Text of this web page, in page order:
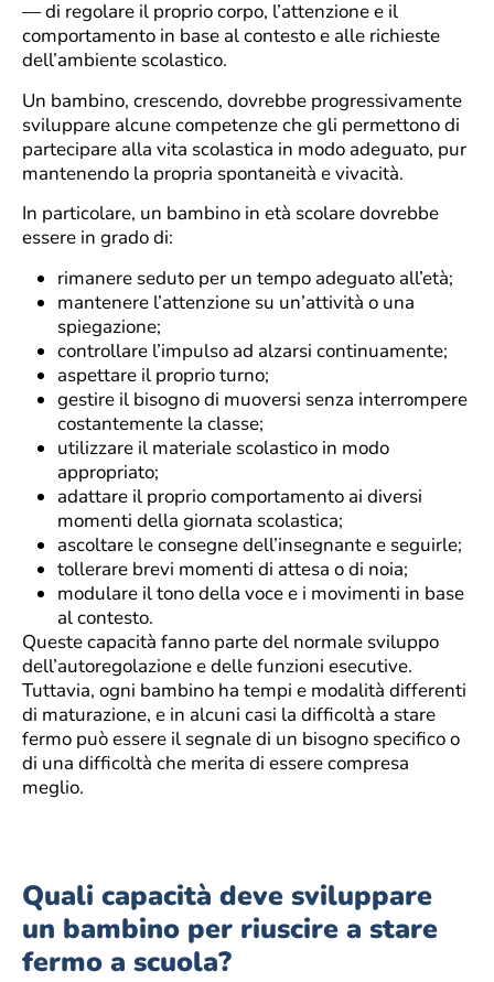
— di regolare il proprio corpo, l’attenzione e il
comportamento in base al contesto e alle richieste
dell’ambiente scolastico.
Un bambino, crescendo, dovrebbe progressivamente
sviluppare alcune competenze che gli permettono di
partecipare alla vita scolastica in modo adeguato, pur
mantenendo la propria spontaneità e vivacità.
In particolare, un bambino in età scolare dovrebbe
essere in grado di:
rimanere seduto per un tempo adeguato all’età;
mantenere l’attenzione su un’attività o una
spiegazione;
controllare l’impulso ad alzarsi continuamente;
aspettare il proprio turno;
gestire il bisogno di muoversi senza interrompere
costantemente la classe;
utilizzare il materiale scolastico in modo
appropriato;
adattare il proprio comportamento ai diversi
momenti della giornata scolastica;
ascoltare le consegne dell’insegnante e seguirle;
tollerare brevi momenti di attesa o di noia;
modulare il tono della voce e i movimenti in base
al contesto.
Queste capacità fanno parte del normale sviluppo
dell’autoregolazione e delle funzioni esecutive.
Tuttavia, ogni bambino ha tempi e modalità differenti
di maturazione, e in alcuni casi la difficoltà a stare
fermo può essere il segnale di un bisogno specifico o
di una difficoltà che merita di essere compresa
meglio.
Quali capacità deve sviluppare
un bambino per riuscire a stare
fermo a scuola?